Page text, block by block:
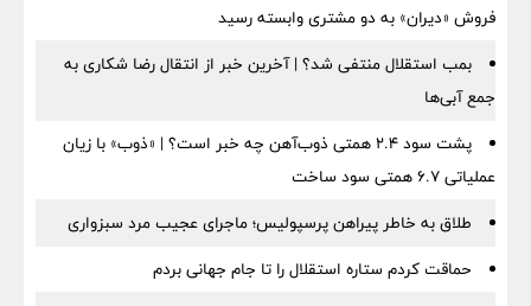
فروش «دیران» به دو مشتری وابسته رسید
بمب استقلال منتفی شد؟ | آخرین خبر از انتقال رضا شکاری به
جمع آبی‌ها
پشت سود ۲.۴ همتی ذوب‌آهن چه خبر است؟ | «ذوب» با زیان
عملیاتی ۶.۷ همتی سود ساخت
طلاق به خاطر پیراهن پرسپولیس؛ ماجرای عجیب مرد سبزواری
حماقت کردم ستاره استقلال را تا جام جهانی بردم